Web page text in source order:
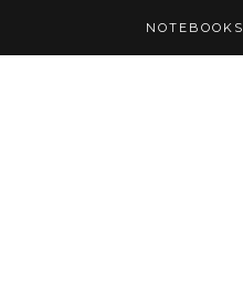
NOTEBOOKS